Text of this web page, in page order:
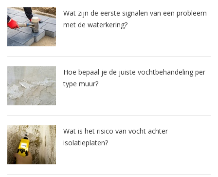
Wat zijn de eerste signalen van een probleem
met de waterkering?
Hoe bepaal je de juiste vochtbehandeling per
type muur?
Wat is het risico van vocht achter
isolatieplaten?